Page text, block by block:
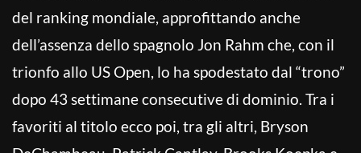
del ranking mondiale, approfittando anche
dell’assenza dello spagnolo Jon Rahm che, con il
trionfo allo US Open, lo ha spodestato dal “trono”
dopo 43 settimane consecutive di dominio. Tra i
favoriti al titolo ecco poi, tra gli altri, Bryson